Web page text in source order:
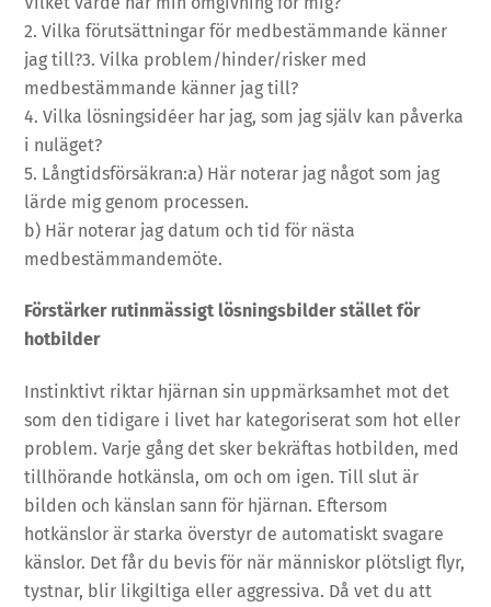
2. Vilka förutsättningar för medbestämmande känner
jag till?3. Vilka problem/hinder/risker med
medbestämmande känner jag till?
4. Vilka lösningsidéer har jag, som jag själv kan påverka
i nuläget?
5. Långtidsförsäkran:a) Här noterar jag något som jag
lärde mig genom processen.
b) Här noterar jag datum och tid för nästa
medbestämmandemöte.
Förstärker rutinmässigt lösningsbilder stället för
hotbilder
Instinktivt riktar hjärnan sin uppmärksamhet mot det
som den tidigare i livet har kategoriserat som hot eller
problem. Varje gång det sker bekräftas hotbilden, med
tillhörande hotkänsla, om och om igen. Till slut är
bilden och känslan sann för hjärnan. Eftersom
hotkänslor är starka överstyr de automatiskt svagare
känslor. Det får du bevis för när människor plötsligt flyr,
tystnar, blir likgiltiga eller aggressiva. Då vet du att